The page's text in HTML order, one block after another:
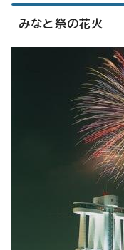
みなと祭の花火